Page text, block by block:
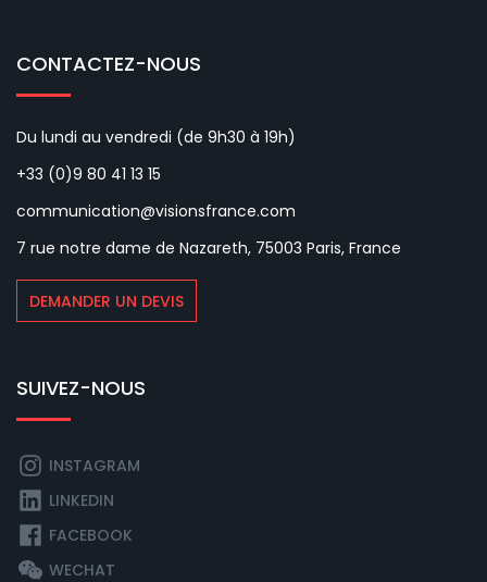
CONTACTEZ-NOUS
Du lundi au vendredi (de 9h30 à 19h)
+33 (0)9 80 41 13 15
communication@visionsfrance.com
7 rue notre dame de Nazareth, 75003 Paris, France
DEMANDER UN DEVIS
SUIVEZ-NOUS
INSTAGRAM
LINKEDIN
FACEBOOK
WECHAT